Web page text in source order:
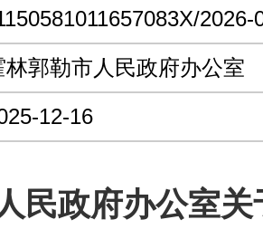
2026-
林郭勒市人民政府办公室
12-16
民政府办公室